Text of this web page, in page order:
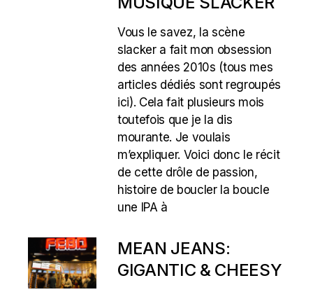
Vous le savez, la scène
slacker a fait mon obsession
des années 2010s (tous mes
articles dédiés sont regroupés
ici). Cela fait plusieurs mois
toutefois que je la dis
mourante. Je voulais
m’expliquer. Voici donc le récit
de cette drôle de passion,
histoire de boucler la boucle
une IPA à
MEAN JEANS:
GIGANTIC & CHEESY